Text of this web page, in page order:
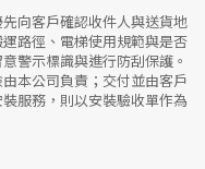
向客戶確認收件人與送貨地
路徑、電梯使用規範與是否
警示標識與進行防刮保護。
本公司負責；交付並由客戶
服務，則以安裝驗收單作為